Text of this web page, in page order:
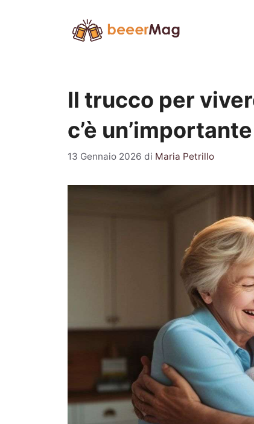
Il trucco per
c’è
13 Gennaio 2026 di Maria Petrillo